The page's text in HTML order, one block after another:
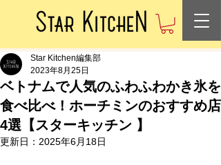
ベトナムで人気のふわふわかき氷を
食べ比べ！ホーチミンのおすすめ店
4選【スターキッチン 】
Star Kitchen編集部
2023年8月25日
更新日： 2025年6月18日